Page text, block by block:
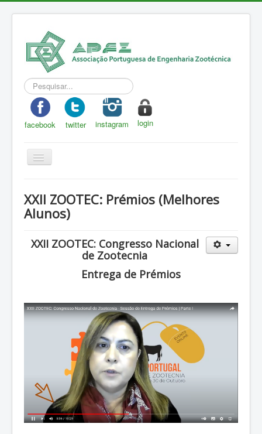
Pesquisar...
facebook twitter instagram login
Toggle
Navigation
A Zootecnia
Eventos
Loja
XXII ZOOTEC: Prémios (Melhores
Alunos)
XXII ZOOTEC: Congresso Nacional
de Zootecnia
Entrega de Prémios